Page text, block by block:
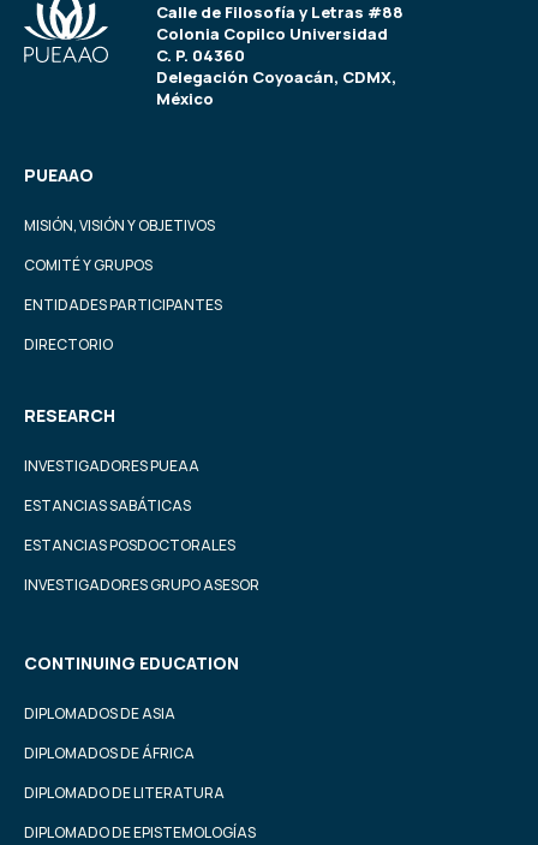
Calle de Filosofía y Letras #88
Colonia Copilco Universidad
C. P. 04360
Delegación Coyoacán, CDMX,
México
PUEAAO
MISIÓN, VISIÓN Y OBJETIVOS
COMITÉ Y GRUPOS
ENTIDADES PARTICIPANTES
DIRECTORIO
RESEARCH
INVESTIGADORES PUEAA
ESTANCIAS SABÁTICAS
ESTANCIAS POSDOCTORALES
INVESTIGADORES GRUPO ASESOR
CONTINUING EDUCATION
DIPLOMADOS DE ASIA
DIPLOMADOS DE ÁFRICA
DIPLOMADO DE LITERATURA
DIPLOMADO DE EPISTEMOLOGÍAS